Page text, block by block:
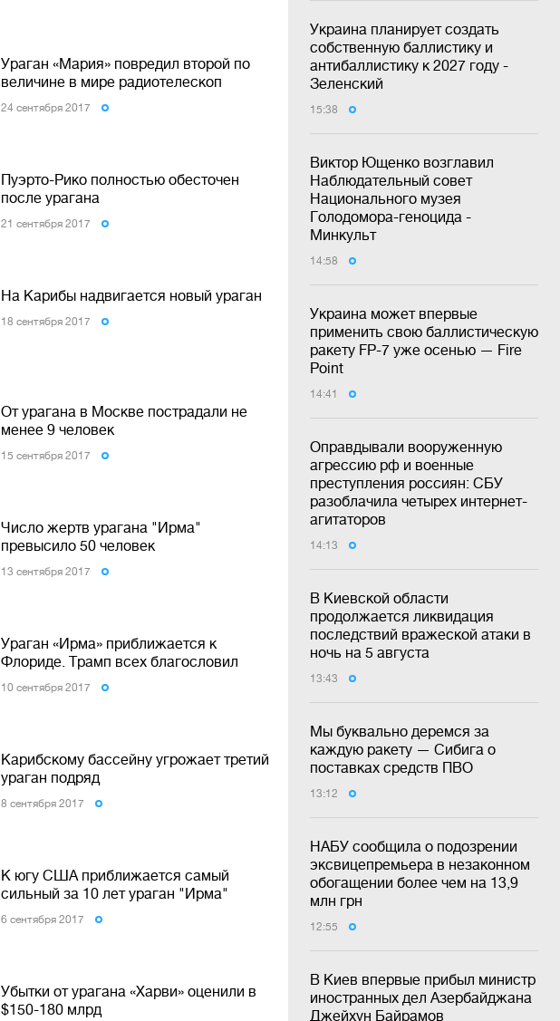
Украина планирует создать
собственную баллистику и
антибаллистику к 2027 году -
Зеленский
15:38
Виктор Ющенко возглавил
Наблюдательный совет
Национального музея
Голодомора-геноцида -
Минкульт
14:58
Украина может впервые
применить свою баллистическую
ракету FP-7 уже осенью — Fire
Point
14:41
Оправдывали вооруженную
агрессию рф и военные
преступления россиян: СБУ
разоблачила четырех интернет-
агитаторов
14:13
В Киевской области
продолжается ликвидация
последствий вражеской атаки в
ночь на 5 августа
13:43
Мы буквально деремся за
каждую ракету — Сибига о
поставках средств ПВО
13:12
НАБУ сообщила о подозрении
эксвицепремьера в незаконном
обогащении более чем на 13,9
млн грн
12:55
В Киев впервые прибыл министр
иностранных дел Азербайджана
Джейхун Байрамов
Ураган «Мария» повредил второй по
величине в мире радиотелескоп
24 сентября 2017
Пуэрто-Рико полностью обесточен
после урагана
21 сентября 2017
На Карибы надвигается новый ураган
18 сентября 2017
От урагана в Москве пострадали не
менее 9 человек
15 сентября 2017
Число жертв урагана "Ирма"
превысило 50 человек
13 сентября 2017
Ураган «Ирма» приближается к
Флориде. Трамп всех благословил
10 сентября 2017
Карибскому бассейну угрожает третий
ураган подряд
8 сентября 2017
К югу США приближается самый
сильный за 10 лет ураган "Ирма"
6 сентября 2017
Убытки от урагана «Харви» оценили в
$150-180 млрд